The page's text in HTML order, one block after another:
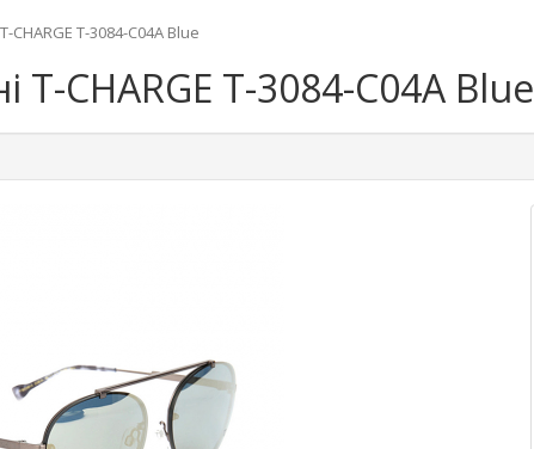
CHARGЕ T-3084-C04A Blue
T-CHARGЕ T-3084-C04A Blue